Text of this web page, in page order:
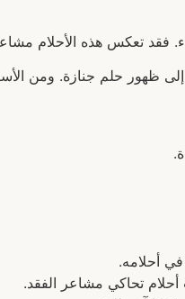
فقد تعكس هذه الأحلام
ظهور حلم جنازة. ومن
أحلامه.
تحاكي مشاعر الفقد.